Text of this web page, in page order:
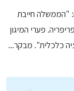
כלביא,
- עליהם
בדוח"
"הממשלה חייבת
פערי המיגון
כלכלית". מבקר...